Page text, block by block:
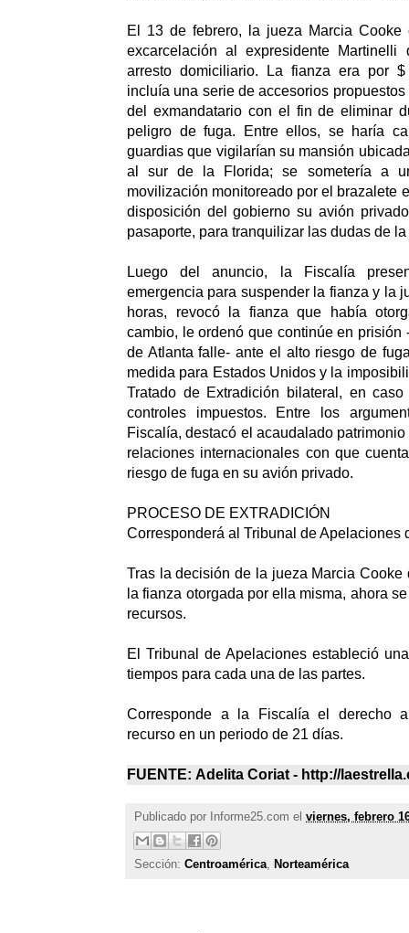
El 13 de febrero, la jueza Marcia Cooke
excarcelación al expresidente
arresto domiciliario. La fianza era por
incluía una serie de accesorios
del exmandatario con el fin de eliminar
peligro de fuga. Entre ellos, se haría
guardias que vigilarían su mansión
al sur de la Florida; se sometería a
movilización monitoreado por el brazalete
disposición del gobierno su avión
pasaporte, para tranquilizar las dudas de
Luego del anuncio, la Fiscalía
emergencia para suspender la fianza y la
horas, revocó la fianza que había
cambio, le ordenó que continúe en prisión
de Atlanta falle- ante el alto riesgo de
medida para Estados Unidos y la
Tratado de Extradición bilateral, en
controles impuestos. Entre los
Fiscalía, destacó el acaudalado
relaciones internacionales con que
riesgo de fuga en su avión privado.
PROCESO DE EXTRADICIÓN
Corresponderá al Tribunal de Apelaciones
Tras la decisión de la jueza Marcia Cooke
la fianza otorgada por ella misma, ahora
recursos.
El Tribunal de Apelaciones estableció
tiempos para cada una de las partes.
Corresponde a la Fiscalía el derecho
recurso en un periodo de 21 días.
FUENTE: Adelita Coriat - http://
Publicado por Informe25.com el viernes, febrero
Sección: Centroamérica, Norteamérica